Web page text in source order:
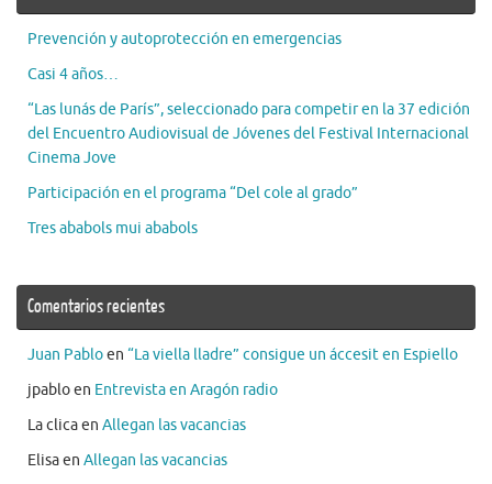
Prevención y autoprotección en emergencias
Casi 4 años…
“Las lunás de París”, seleccionado para competir en la 37 edición
del Encuentro Audiovisual de Jóvenes del Festival Internacional
Cinema Jove
Participación en el programa “Del cole al grado”
Tres ababols mui ababols
Comentarios recientes
Juan Pabloen “La viella lladre” consigue un áccesit en Espiello
jpabloen Entrevista en Aragón radio
La clicaen Allegan las vacancias
Elisaen Allegan las vacancias